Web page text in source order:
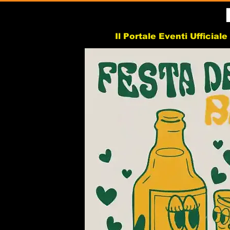
Il Portale Eventi